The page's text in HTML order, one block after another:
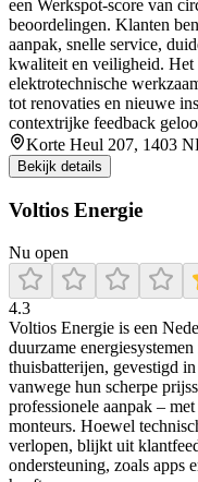
een Werkspot‑score van
beoordelingen. Klanten
aanpak, snelle service,
kwaliteit en veiligheid. Het
elektrotechnische
tot renovaties en nieuwe
contextrijke feedback
Korte Heul 207, 1403
Bekijk details
Voltios Energie
Nu open
4.3
Voltios Energie is een
duurzame
thuisbatterijen, gevestigd
vanwege hun scherpe
professionele aanpak –
monteurs. Hoewel
verlopen, blijkt uit
ondersteuning, zoals apps